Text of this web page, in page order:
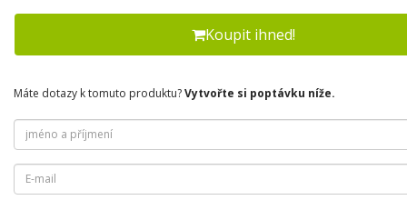
Koupit ihned!
Máte dotazy k tomuto produktu?Vytvořte si poptávku níže.